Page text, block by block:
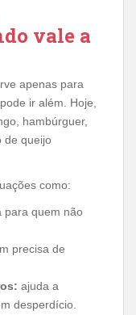
vale a
apenas para
ir além. Hoje,
hambúrguer,
de queijo
como:
para quem não
precisa de
ajuda a
desperdício.